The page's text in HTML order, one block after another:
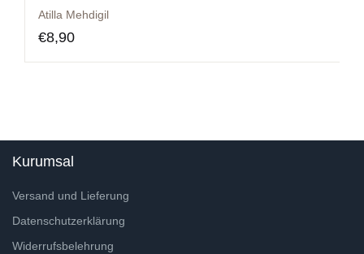
Atilla Mehdigil
€8,90
Kurumsal
Versand und Lieferung
Datenschutzerklärung
Widerrufsbelehrung